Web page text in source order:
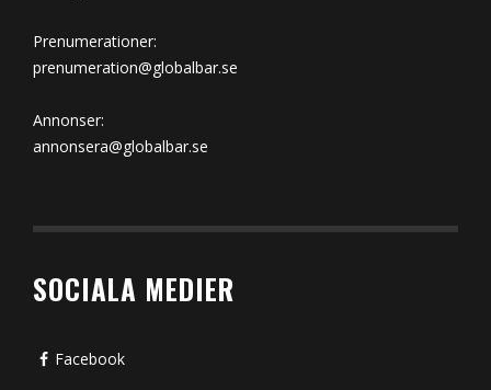
Prenumerationer:
prenumeration@globalbar.se
Annonser:
annonsera@globalbar.se
SOCIALA MEDIER
Facebook